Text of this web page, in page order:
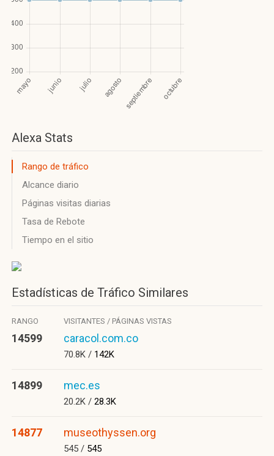
Alexa Stats
Rango de tráfico
Alcance diario
Páginas visitas diarias
Tasa de Rebote
Tiempo en el sitio
Estadísticas de Tráfico Similares
RANGO VISITANTES / PÁGINAS VISTAS
14599 caracol.com.co
70.8K / 142K
14899 mec.es
20.2K / 28.3K
14877 museothyssen.org
545 / 545